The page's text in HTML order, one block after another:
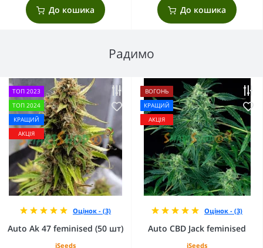
До кошика До кошика
Радимо
ТОП 2023
ТОП 2024
КРАЩИЙ
АКЦІЯ
Оцінок - (3)
Auto Ak 47 feminised (50 шт)
iSeeds
ВОГОНЬ
КРАЩИЙ
АКЦІЯ
Оцінок - (3)
Auto CBD Jack feminised
iSeeds